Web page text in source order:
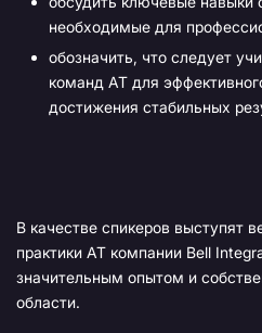
необходимые для
обозначить, что следует
команд АТ для
достижения стабильных
В качестве спикеров выступят
практики АТ компании Bell
значительным опытом и
области.